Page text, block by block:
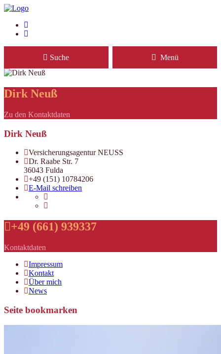
Suche Menü
Dirk Neuß
Zu den Kontaktdaten
Dirk Neuß
Versicherungsagentur NEUSS
Dr. Raabe Str. 7
36043 Fulda
+49 (151) 10784206
E-Mail schreiben
+49 (661) 939337
Kontaktdaten
Impressum
Kontakt
Über mich
News
Seite bookmarken